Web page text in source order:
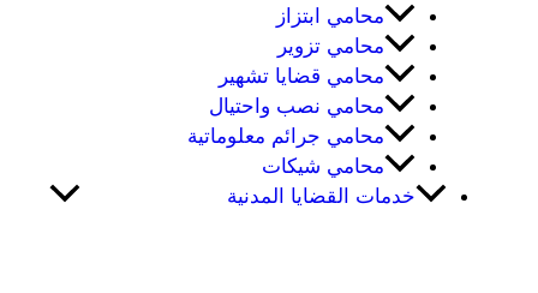
محامي ابتزاز
محامي تزوير
محامي قضايا تشهير
محامي نصب واحتيال
محامي جرائم معلوماتية
محامي شيكات
خدمات القضايا المدنية